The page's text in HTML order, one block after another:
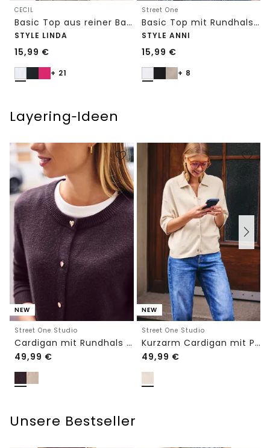
CECIL
Basic Top aus reiner Baumwolle
STYLE LINDA
15,99 €
+ 21
Street One
Basic Top mit Rundhals in Unifarbe
STYLE ANNI
15,99 €
+ 8
Layering‑Ideen
NEW
Street One Studio
Cardigan mit Rundhals und Knöpfen
49,99 €
NEW
Street One Studio
Kurzarm Cardigan mit Polokragen
49,99 €
Unsere Bestseller